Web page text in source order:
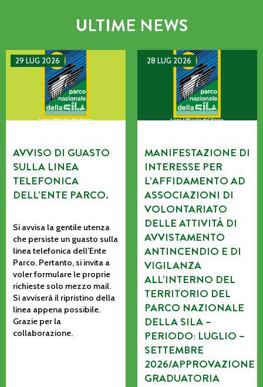
ULTIME NEWS
29 LUG 2026
AVVISO DI GUASTO SULLA LINEA TELEFONICA DELL’ENTE
AVVISO DI GUASTO
SULLA LINEA
TELEFONICA
DELL’ENTE PARCO.
Si avvisa la gentile utenza
che persiste un guasto sulla
linea telefonica dell’Ente
Parco. Pertanto, si invita a
voler formulare le proprie
richieste solo mezzo mail.
Si avviserà il ripristino della
linea appena possibile.
Grazie per la
collaborazione.
28 LUG 2026
MANIFESTAZIONE DI
MANIFESTAZIONE DI
INTERESSE PER
L’AFFIDAMENTO AD
ASSOCIAZIONI DI
VOLONTARIATO
DELLE ATTIVITÀ DI
AVVISTAMENTO
ANTINCENDIO E DI
VIGILANZA
ALL’INTERNO DEL
TERRITORIO DEL
PARCO NAZIONALE
DELLA SILA –
PERIODO: LUGLIO –
SETTEMBRE
2026/APPROVAZIONE
GRADUATORIA